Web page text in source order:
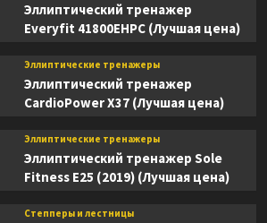
Эллиптический тренажер
Everyfit 41800EHPC (Лучшая цена)
Эллиптические тренажеры
Эллиптический тренажер
CardioPower X37 (Лучшая цена)
Эллиптические тренажеры
Эллиптический тренажер Sole
Fitness E25 (2019) (Лучшая цена)
Степперы и лестницы